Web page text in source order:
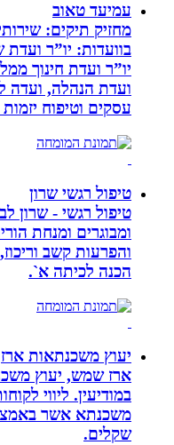
עמיעד טאוב
מחזיק תיקים:
בוועדות: יו”ר ועדת
יו”ר ועדת חינוך
ועדת הנהלה, ועדה
עסקים וטיפוח יזמות
טיפול רגשי שרון
טיפול רגשי - שרון
ומבוגרים ומנחת
והפרעות קשב וריכוז,
הכנה לכיתה א`.
יעוץ משכנתאות ארז
ארז שמש, יעוץ
במודיעין. ליווי
משכנתא אשר
שקלים.